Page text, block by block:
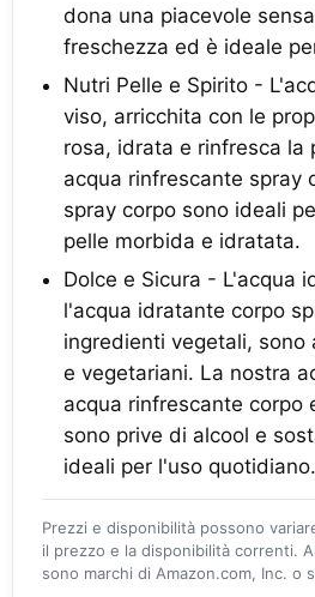
dona una piacevole
freschezza ed è ideale
Nutri Pelle e Spirito -
viso, arricchita con le
rosa, idrata e rinfresca la
acqua rinfrescante spray
spray corpo sono ideali
pelle morbida e idratata.
Dolce e Sicura - L'acqua
l'acqua idratante corpo
ingredienti vegetali, sono
e vegetariani. La nostra
acqua rinfrescante corpo
sono prive di alcool e
ideali per l'uso quotidiano.
Prezzi e disponibilità possono
il prezzo e la disponibilità correnti.
sono marchi di Amazon.com, Inc. o